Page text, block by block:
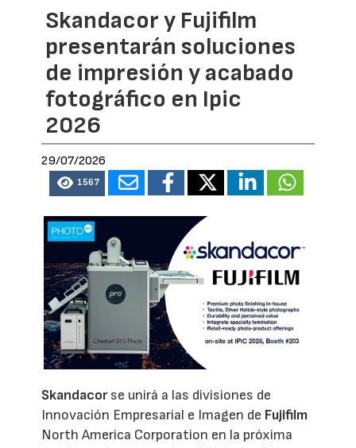
Skandacor y Fujifilm
presentarán soluciones
de impresión y acabado
fotográfico en Ipic
2026
29/07/2026
1567
Skandacorse unirá a las divisiones de
Innovación Empresarial e Imagen de Fujifilm
North America Corporation en la próxima